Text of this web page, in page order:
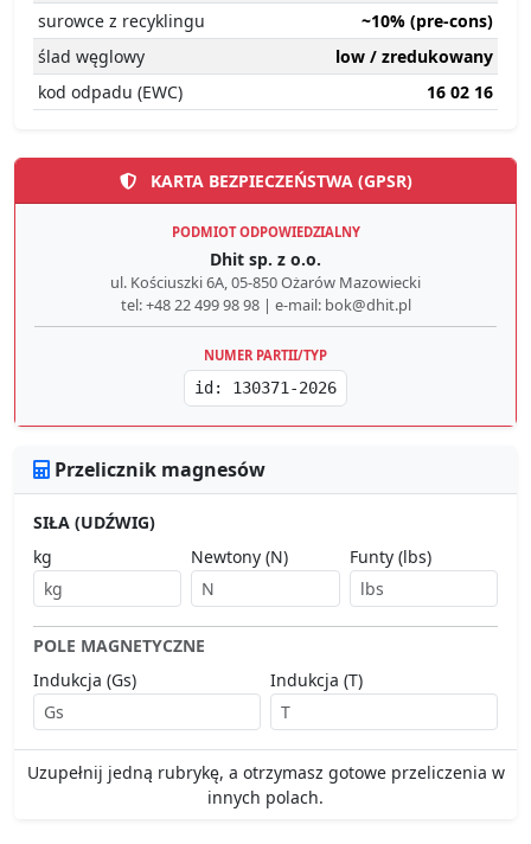
surowce z recyklingu
~10% (pre-cons)
ślad węglowy
low / zredukowany
kod odpadu (EWC)
16 02 16
KARTA BEZPIECZEŃSTWA (GPSR)
PODMIOT ODPOWIEDZIALNY
Dhit sp. z o.o.
ul. Kościuszki 6A, 05-850 Ożarów Mazowiecki
tel: +48 22 499 98 98 | e-mail: bok@dhit.pl
NUMER PARTII/TYP
id: 130371-2026
Przelicznik magnesów
SIŁA (UDŹWIG)
kg
Newtony (N) Funty (lbs)
POLE MAGNETYCZNE
Indukcja (Gs)
Indukcja (T)
Uzupełnij jedną rubrykę, a otrzymasz gotowe przeliczenia w
innych polach.